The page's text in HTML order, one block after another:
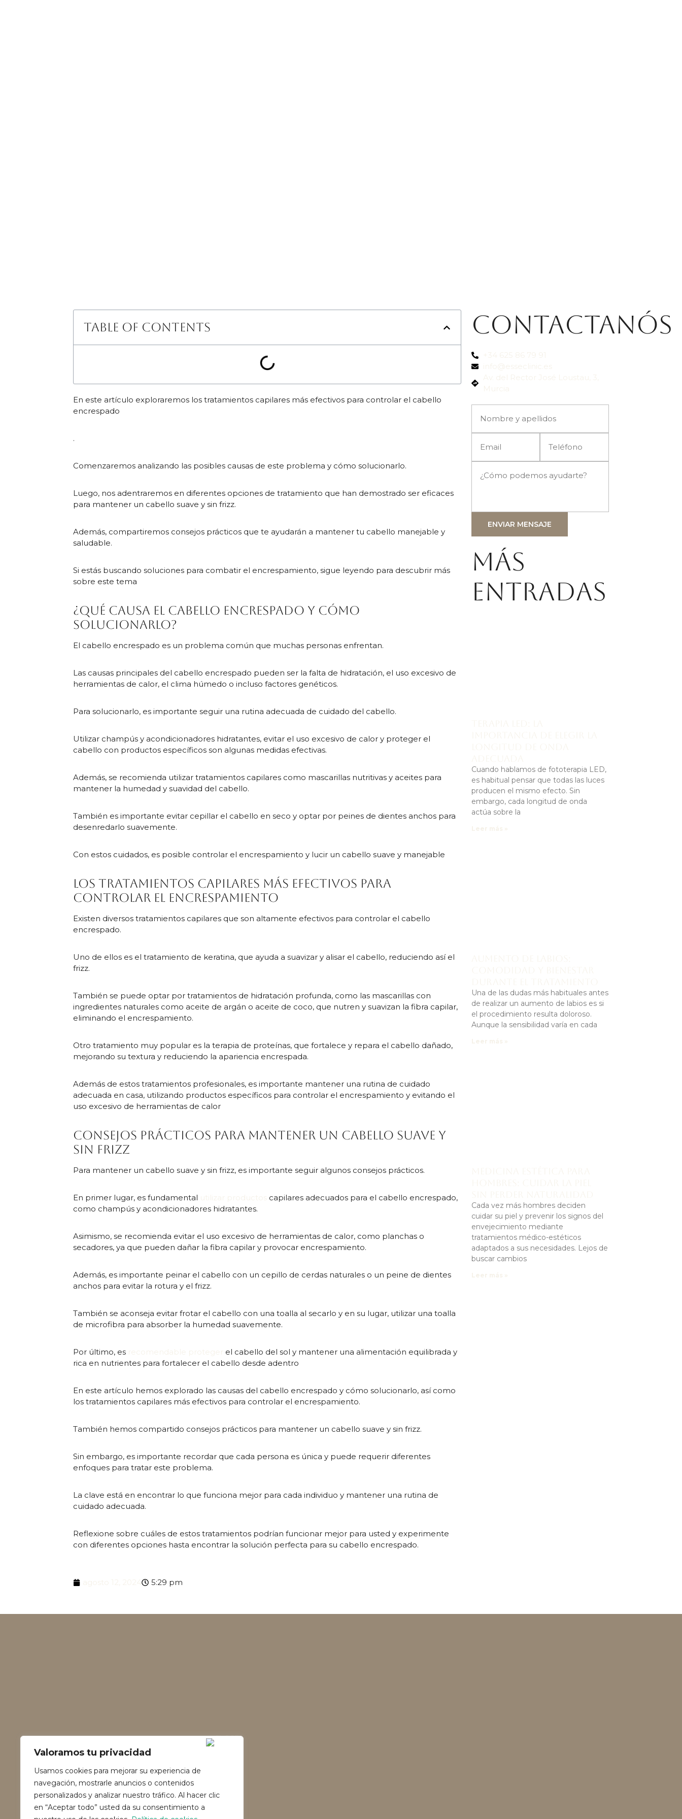
Valoramos tu privacidad
Usamos cookies para mejorar su experiencia de
navegación, mostrarle anuncios o contenidos
personalizados y analizar nuestro tráfico. Al hacer clic
en “Aceptar todo” usted da su consentimiento a
Table of Contents
En este artículo exploraremos los tratamientos capilares más efectivos para controlar el cabello
encrespado
.
Comenzaremos analizando las posibles causas de este problema y cómo solucionarlo.
Luego, nos adentraremos en diferentes opciones de tratamiento que han demostrado ser eficaces
para mantener un cabello suave y sin frizz.
Además, compartiremos consejos prácticos que te ayudarán a mantener tu cabello manejable y
saludable.
Si estás buscando soluciones para combatir el encrespamiento, sigue leyendo para descubrir más
sobre este tema
¿Qué causa el cabello encrespado y cómo
solucionarlo?
El cabello encrespado es un problema común que muchas personas enfrentan.
Las causas principales del cabello encrespado pueden ser la falta de hidratación, el uso excesivo de
herramientas de calor, el clima húmedo o incluso factores genéticos.
Para solucionarlo, es importante seguir una rutina adecuada de cuidado del cabello.
Utilizar champús y acondicionadores hidratantes, evitar el uso excesivo de calor y proteger el
cabello con productos específicos son algunas medidas efectivas.
Además, se recomienda utilizar tratamientos capilares como mascarillas nutritivas y aceites para
mantener la humedad y suavidad del cabello.
También es importante evitar cepillar el cabello en seco y optar por peines de dientes anchos para
desenredarlo suavemente.
Con estos cuidados, es posible controlar el encrespamiento y lucir un cabello suave y manejable
Los tratamientos capilares más efectivos para
controlar el encrespamiento
Existen diversos tratamientos capilares que son altamente efectivos para controlar el cabello
encrespado.
Uno de ellos es el tratamiento de keratina, que ayuda a suavizar y alisar el cabello, reduciendo así el
frizz.
También se puede optar por tratamientos de hidratación profunda, como las mascarillas con
ingredientes naturales como aceite de argán o aceite de coco, que nutren y suavizan la fibra capilar,
eliminando el encrespamiento.
Otro tratamiento muy popular es la terapia de proteínas, que fortalece y repara el cabello dañado,
mejorando su textura y reduciendo la apariencia encrespada.
Además de estos tratamientos profesionales, es importante mantener una rutina de cuidado
adecuada en casa, utilizando productos específicos para controlar el encrespamiento y evitando el
uso excesivo de herramientas de calor
Consejos prácticos para mantener un cabello suave y
sin frizz
Para mantener un cabello suave y sin frizz, es importante seguir algunos consejos prácticos.
En primer lugar, es fundamental
capilares adecuados para el cabello encrespado,
como champús y acondicionadores hidratantes.
Asimismo, se recomienda evitar el uso excesivo de herramientas de calor, como planchas o
secadores, ya que pueden dañar la fibra capilar y provocar encrespamiento.
Además, es importante peinar el cabello con un cepillo de cerdas naturales o un peine de dientes
anchos para evitar la rotura y el frizz.
También se aconseja evitar frotar el cabello con una toalla al secarlo y en su lugar, utilizar una toalla
de microfibra para absorber la humedad suavemente.
Por último, es
el cabello del sol y mantener una alimentación equilibrada y
rica en nutrientes para fortalecer el cabello desde adentro
En este artículo hemos explorado las causas del cabello encrespado y cómo solucionarlo, así como
los tratamientos capilares más efectivos para controlar el encrespamiento.
También hemos compartido consejos prácticos para mantener un cabello suave y sin frizz.
Sin embargo, es importante recordar que cada persona es única y puede requerir diferentes
enfoques para tratar este problema.
La clave está en encontrar lo que funciona mejor para cada individuo y mantener una rutina de
cuidado adecuada.
Reflexione sobre cuáles de estos tratamientos podrían funcionar mejor para usted y experimente
con diferentes opciones hasta encontrar la solución perfecta para su cabello encrespado.
agosto 12, 2024 5:29 pm
Contactanós
ENVIAR MENSAJE
Más
entradas
Cuando hablamos de fototerapia LED,
es habitual pensar que todas las luces
producen el mismo efecto. Sin
embargo, cada longitud de onda
actúa sobre la
Una de las dudas más habituales antes
de realizar un aumento de labios es si
el procedimiento resulta doloroso.
Aunque la sensibilidad varía en cada
Cada vez más hombres deciden
cuidar su piel y prevenir los signos del
envejecimiento mediante
tratamientos médico-estéticos
adaptados a sus necesidades. Lejos de
buscar cambios